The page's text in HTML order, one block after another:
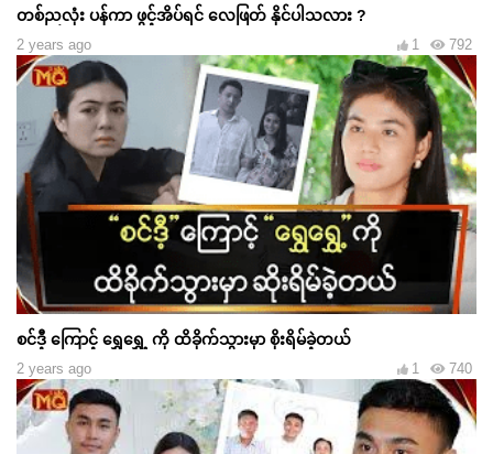
တစ်ညလုံး ပန်ကာ ဖွင့်အိပ်ရင် လေဖြတ် နိုင်ပါသလား ?
2 years ago 792
1
စင်ဒီ့ ကြောင့် ရွှေရွှေ့ ကို ထိခိုက်သွားမှာ စိုးရိမ်ခဲ့တယ်
2 years ago 740
1